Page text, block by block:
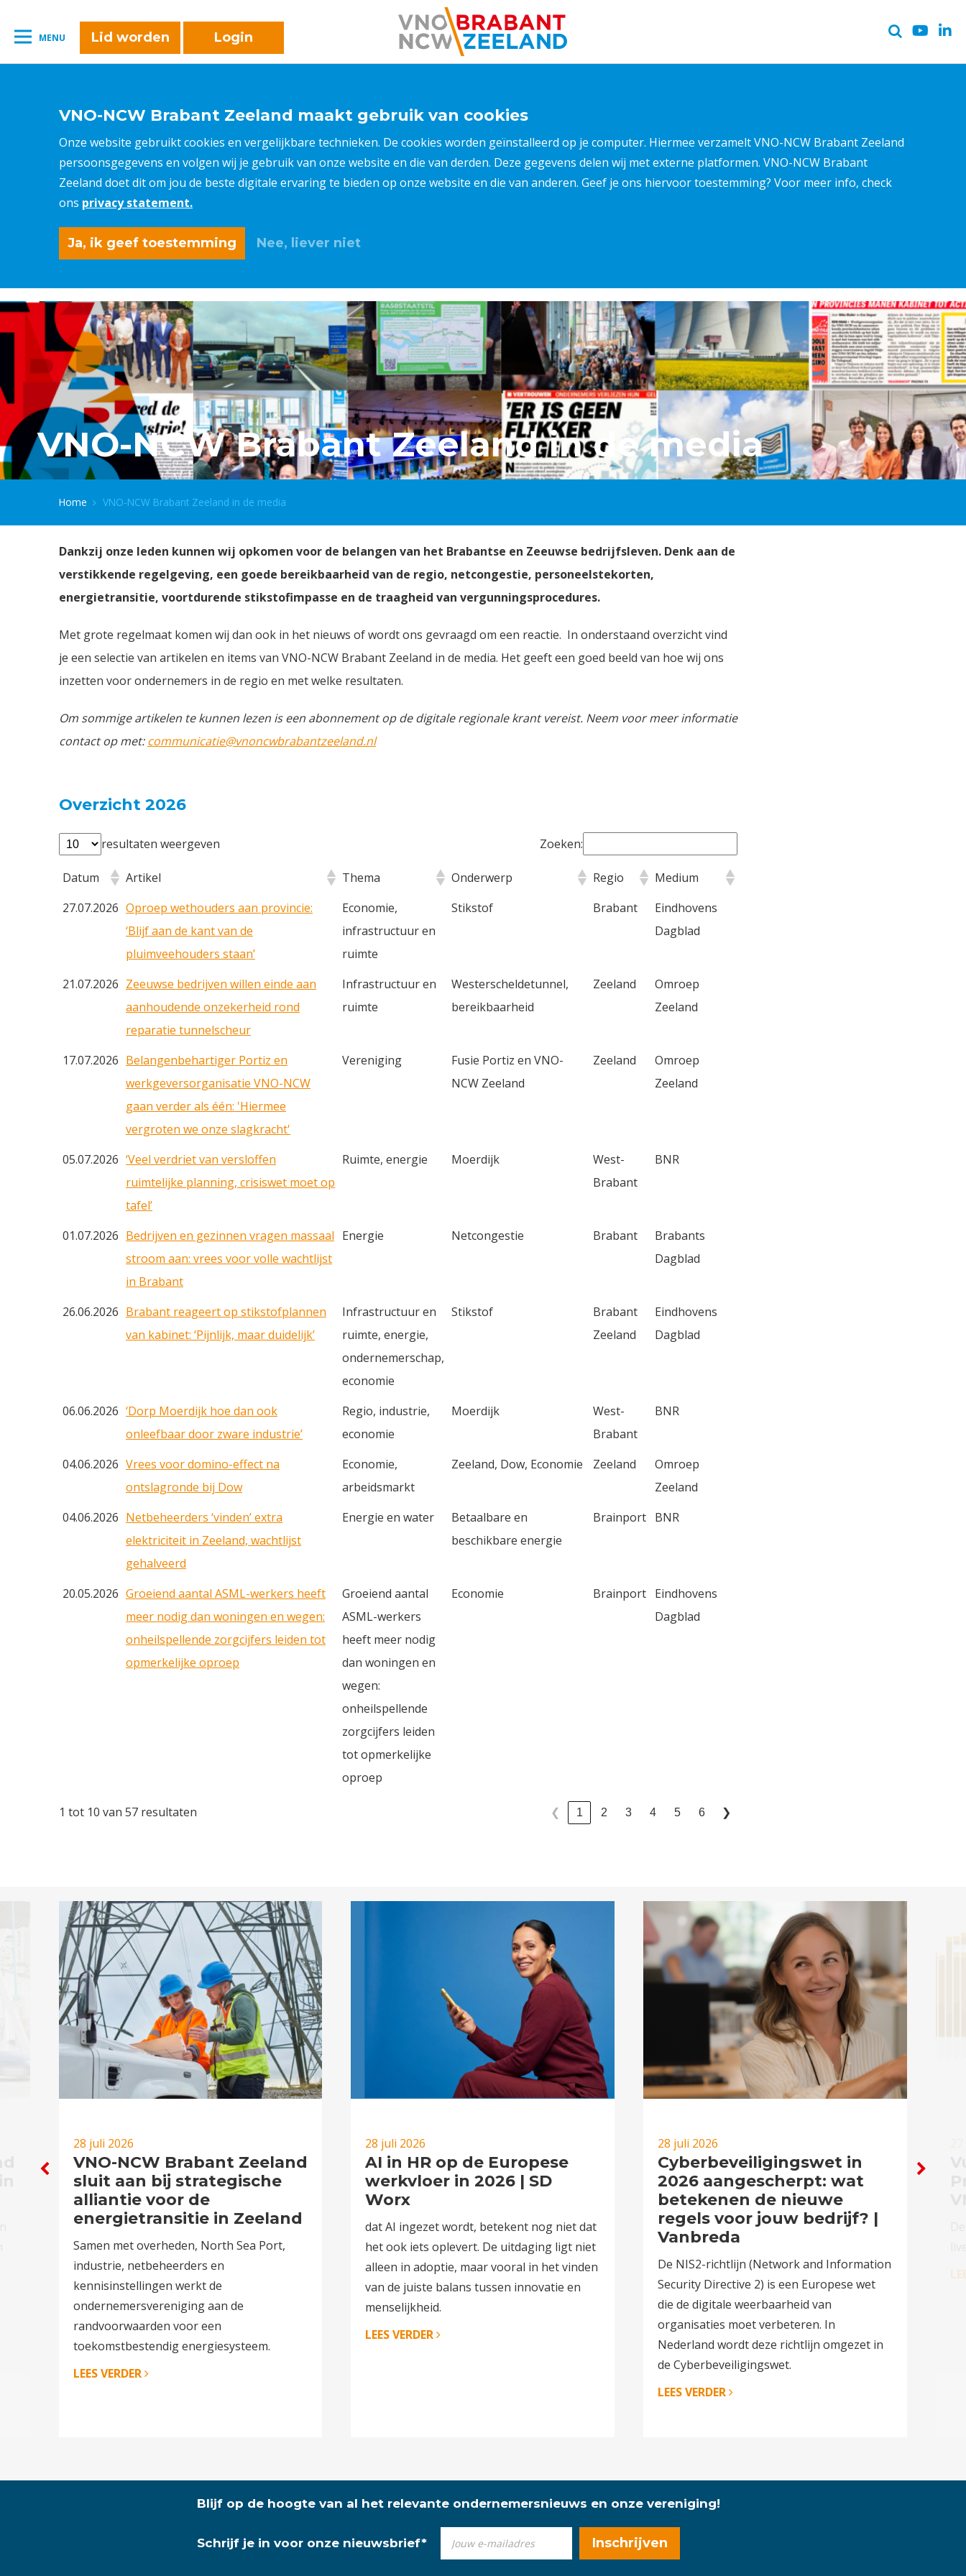
MENU Lid worden Login
VNO-NCW Brabant Zeeland maakt gebruik van cookies
Onze website gebruikt cookies en vergelijkbare technieken. De cookies worden geïnstalleerd op je computer. Hiermee verzamelt VNO-NCW Brabant Zeeland
persoonsgegevens en volgen wij je gebruik van onze website en die van derden. Deze gegevens delen wij met externe platformen. VNO-NCW Brabant
Zeeland doet dit om jou de beste digitale ervaring te bieden op onze website en die van anderen. Geef je ons hiervoor toestemming? Voor meer info, check
ons privacy statement.
Ja, ik geef toestemming Nee, liever niet
VNO-NCW Brabant Zeeland in de media
Home VNO-NCW Brabant Zeeland in de media
Dankzij onze leden kunnen wij opkomen voor de belangen van het Brabantse en Zeeuwse bedrijfsleven. Denk aan de
verstikkende regelgeving, een goede bereikbaarheid van de regio, netcongestie, personeelstekorten,
energietransitie, voortdurende stikstofimpasse en de traagheid van vergunningsprocedures.
Met grote regelmaat komen wij dan ook in het nieuws of wordt ons gevraagd om een reactie. In onderstaand overzicht vind
je een selectie van artikelen en items van VNO-NCW Brabant Zeeland in de media. Het geeft een goed beeld van hoe wij ons
inzetten voor ondernemers in de regio en met welke resultaten.
Om sommige artikelen te kunnen lezen is een abonnement op de digitale regionale krant vereist. Neem voor meer informatie
contact op met:communicatie@vnoncwbrabantzeeland.nl
Overzicht 2026
resultaten weergeven Zoeken:
Datum Artikel Thema Onderwerp Regio
Medium
27.07.2026 Oproep wethouders aan provincie:
‘Blijf aan de kant van de
pluimveehouders staan’
Economie,
infrastructuur en
ruimte
Stikstof Brabant
Eindhovens
Dagblad
21.07.2026 Zeeuwse bedrijven willen einde aan
aanhoudende onzekerheid rond
reparatie tunnelscheur
Infrastructuur en
ruimte
Westerscheldetunnel,
bereikbaarheid
Zeeland
Omroep
Zeeland
17.07.2026 Belangenbehartiger Portiz en
werkgeversorganisatie VNO-NCW
gaan verder als één: 'Hiermee
vergroten we onze slagkracht'
Vereniging
Fusie Portiz en VNO-
NCW Zeeland
Zeeland
Omroep
Zeeland
05.07.2026 ‘Veel verdriet van versloffen
ruimtelijke planning, crisiswet moet op
tafel’
Ruimte, energie Moerdijk
West-
Brabant
BNR
01.07.2026 Bedrijven en gezinnen vragen massaal
stroom aan: vrees voor volle wachtlijst
in Brabant
Energie Netcongestie Brabant
Brabants
Dagblad
26.06.2026 Brabant reageert op stikstofplannen
van kabinet: ‘Pijnlijk, maar duidelijk’
Infrastructuur en
ruimte, energie,
ondernemerschap,
economie
Stikstof
Brabant
Zeeland
Eindhovens
Dagblad
06.06.2026 ‘Dorp Moerdijk hoe dan ook
onleefbaar door zware industrie’
Regio, industrie,
economie
Moerdijk
West-
Brabant
BNR
04.06.2026 Vrees voor domino-effect na
ontslagronde bij Dow
Economie,
arbeidsmarkt
Zeeland, Dow, Economie Zeeland
Omroep
Zeeland
04.06.2026 Netbeheerders ‘vinden’ extra
elektriciteit in Zeeland, wachtlijst
gehalveerd
Energie en water
Betaalbare en
beschikbare energie
Brainport BNR
20.05.2026 Groeiend aantal ASML-werkers heeft
meer nodig dan woningen en wegen:
onheilspellende zorgcijfers leiden tot
opmerkelijke oproep
Groeiend aantal
ASML-werkers
heeft meer nodig
dan woningen en
wegen:
onheilspellende
zorgcijfers leiden
tot opmerkelijke
oproep
Economie Brainport Eindhovens
Dagblad
1 tot 10 van 57 resultaten ❮ 1 2 3 4 5 6 ❯
28 juli 2026
VNO-NCW Brabant Zeeland
sluit aan bij strategische
alliantie voor de
energietransitie in Zeeland
Samen met overheden, North Sea Port,
industrie, netbeheerders en
kennisinstellingen werkt de
ondernemersvereniging aan de
randvoorwaarden voor een
toekomstbestendig energiesysteem.
LEES VERDER
28 juli 2026
AI in HR op de Europese
werkvloer in 2026 | SD
Worx
dat AI ingezet wordt, betekent nog niet dat
het ook iets oplevert. De uitdaging ligt niet
alleen in adoptie, maar vooral in het vinden
van de juiste balans tussen innovatie en
menselijkheid.
LEES VERDER
28 juli 2026
Cyberbeveiligingswet in
2026 aangescherpt: wat
betekenen de nieuwe
regels voor jouw bedrijf? |
Vanbreda
De NIS2-richtlijn (Network and Information
Security Directive 2) is een Europese wet
die de digitale weerbaarheid van
organisaties moet verbeteren. In
Nederland wordt deze richtlijn omgezet in
de Cyberbeveiligingswet.
LEES VERDER
Blijf op de hoogte van al het relevante ondernemersnieuws en onze vereniging!
Schrijf je in voor onze nieuwsbrief*